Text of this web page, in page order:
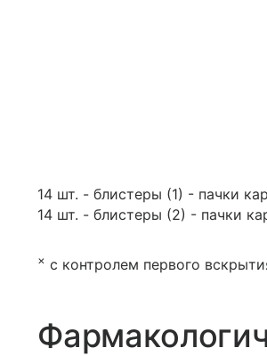
14 шт. - блистеры (1) - пачки
14 шт. - блистеры (2) - пачки
× с контролем первого